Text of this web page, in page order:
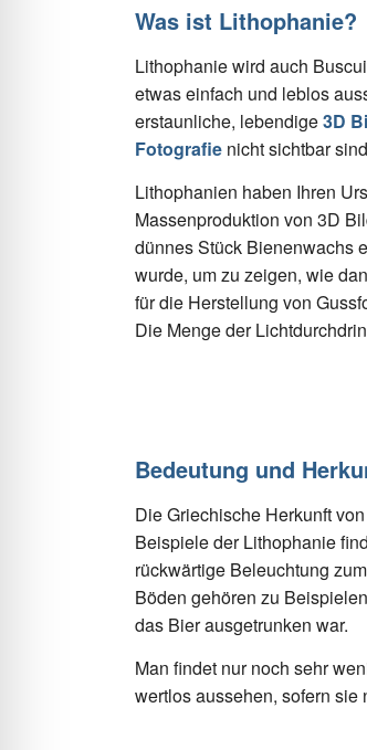
Was ist Lithophanie?
Lithophanie wird auch
etwas einfach und leblos
erstaunliche, lebendige3D
Fotografie nicht sichtbar
Lithophanien haben Ihren
Massenproduktion von 3D
dünnes Stück Bienenwachs
wurde, um zu zeigen, wie
für die Herstellung von
Die Menge der
Bedeutung und
Die Griechische Herkunft
Beispiele der Lithophanie
rückwärtige Beleuchtung
Böden gehören zu
das Bier ausgetrunken war.
Man findet nur noch sehr
wertlos aussehen, sofern